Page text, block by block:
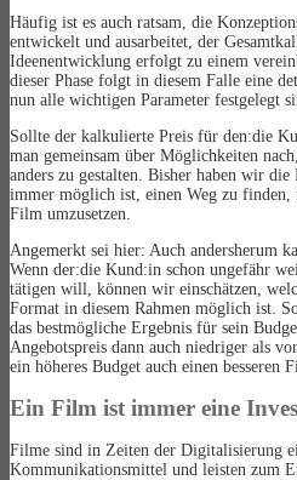
Häufig ist es auch ratsam, die
entwickelt und ausarbeitet, der
Ideenentwicklung erfolgt zu einem
dieser Phase folgt in diesem Falle eine
nun alle wichtigen Parameter festgelegt
Sollte der kalkulierte Preis für den:die
man gemeinsam über Möglichkeiten
anders zu gestalten. Bisher haben wir
immer möglich ist, einen Weg zu
Film umzusetzen.
Angemerkt sei hier: Auch andersherum
Wenn der:die Kund:in schon ungefähr
tätigen will, können wir einschätzen,
Format in diesem Rahmen möglich ist.
das bestmögliche Ergebnis für sein
Angebotspreis dann auch niedriger als
ein höheres Budget auch einen besseren
Ein Film ist immer eine
Filme sind in Zeiten der Digitalisierung
Kommunikationsmittel und leisten zum